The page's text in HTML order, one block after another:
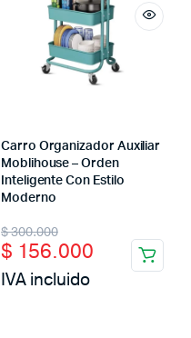
Carro Organizador Auxiliar
Moblihouse – Orden
Inteligente Con Estilo
Moderno
$300.000
Original
price
was:
$ 156.000
Current
price
is:
IVA incluido